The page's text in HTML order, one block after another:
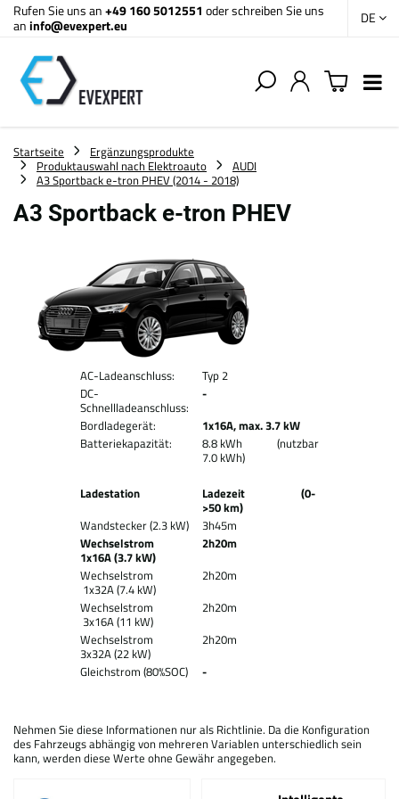
Rufen Sie uns an+49 160 5012551 oder schreiben Sie uns
aninfo@evexpert.eu DE
Startseite
Ergänzungsprodukte
Produktauswahl nach Elektroauto
AUDI
A3 Sportback e-tron PHEV (2014 - 2018)
A3 Sportback e-tron PHEV
AC-Ladeanschluss:
Typ 2
DC-
Schnellladeanschluss:
-
Bordladegerät:
1x16A, max. 3.7 kW
Batteriekapazität:
8.8 kWh (nutzbar
7.0 kWh)
Ladestation
Ladezeit (0-
>50 km)
Wandstecker (2.3 kW)
3h45m
Wechselstrom
1x16A (3.7 kW)
2h20m
Wechselstrom
1x32A (7.4 kW)
2h20m
Wechselstrom
3x16A (11 kW)
2h20m
Wechselstrom
3x32A (22 kW)
2h20m
Gleichstrom (80%SOC)
-
Nehmen Sie diese Informationen nur als Richtlinie. Da die Konfiguration
des Fahrzeugs abhängig von mehreren Variablen unterschiedlich sein
kann, werden diese Werte ohne Gewähr angegeben.